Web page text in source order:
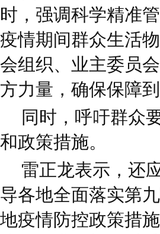
时，强调科学精准
疫情期间群众生活
会组织、业主委员
方力量，确保保障
同时，呼吁群众
和政策措施。
雷正龙表示，还
导各地全面落实第
地疫情防控政策措